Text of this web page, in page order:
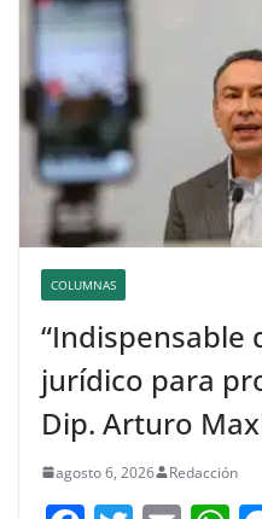
COLUMNAS
“Indispensable
jurídico para
Dip. Arturo
agosto 6, 2026 Redacción